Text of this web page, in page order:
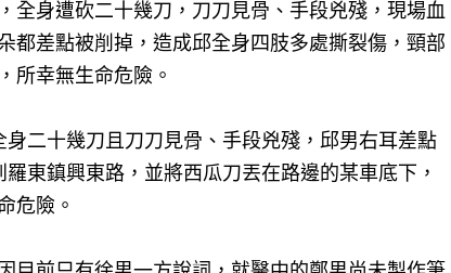
全身遭砍二十幾刀，刀刀見骨、手段兇殘，現場血
都差點被削掉，造成邱全身四肢多處撕裂傷，頸部
所幸無生命危險。
二十幾刀且刀刀見骨、手段兇殘，邱男右耳差點
東鎮興東路，並將西瓜刀丟在路邊的某車底下，
危險。